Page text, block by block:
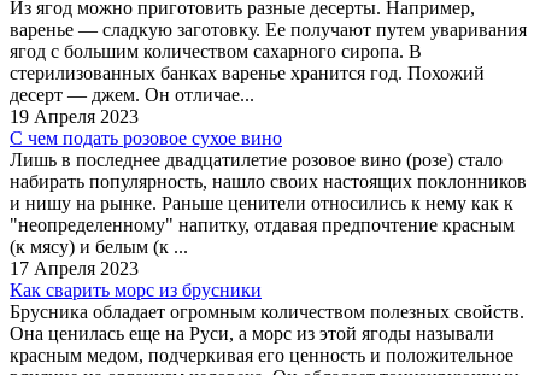
Из ягод можно приготовить разные десерты. Например,
варенье — сладкую заготовку. Ее получают путем уваривания
ягод с большим количеством сахарного сиропа. В
стерилизованных банках варенье хранится год. Похожий
десерт — джем. Он отличае...
19 Апреля 2023
С чем подать розовое сухое вино
Лишь в последнее двадцатилетие розовое вино (розе) стало
набирать популярность, нашло своих настоящих поклонников
и нишу на рынке. Раньше ценители относились к нему как к
"неопределенному" напитку, отдавая предпочтение красным
(к мясу) и белым (к ...
17 Апреля 2023
Как сварить морс из брусники
Брусника обладает огромным количеством полезных свойств.
Она ценилась еще на Руси, а морс из этой ягоды называли
красным медом, подчеркивая его ценность и положительное